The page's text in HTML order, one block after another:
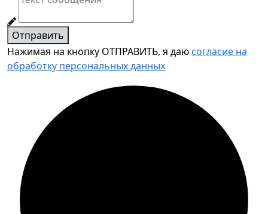
Отправить
Нажимая на кнопку ОТПРАВИТЬ, я даюсогласие на
обработку персональных данных